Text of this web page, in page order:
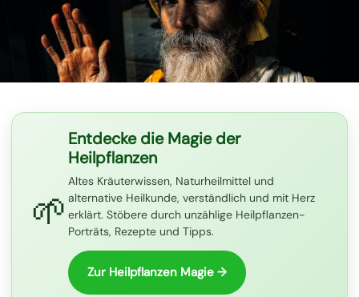
🌱
Entdecke die Magie der
Heilpflanzen
Altes Kräuterwissen, Naturheilmittel und
alternative Heilkunde, verständlich und mit Herz
erklärt. Stöbere durch unzählige Heilpflanzen-
Porträts, Rezepte und Tipps.
Zur Heilpflanzen Magie →